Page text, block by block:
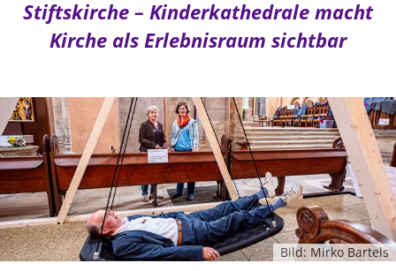
Stiftskirche – Kinderkathedrale macht
Kirche als Erlebnisraum sichtbar
Bild: Mirko Bartels
Kirche und Finanzen
LANDESKIRCHENAMT
Willkommen
Kollegium
Abteilungen des Landeskirchenamts
Rechnungsprüfungsamt
Fachstelle Sexualisierte Gewalt
Evangelische Kirche
Lutherische Kirche
Positionen
Ökumene
Religionen
Gegen Gewalt
Nachhaltigkeit
Erneuerbare Energien
Mobilität
Naturschutz
Gebäude
Impressum
Barrierefreiheit
Presse
Freie Stellen
Service für Gemeinden
Suche